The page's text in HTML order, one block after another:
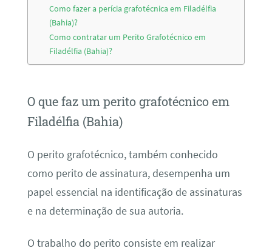
Como fazer a perícia grafotécnica em Filadélfia
(Bahia)?
Como contratar um Perito Grafotécnico em
Filadélfia (Bahia)?
O que faz um perito grafotécnico em
Filadélfia (Bahia)
O perito grafotécnico, também conhecido
como perito de assinatura, desempenha um
papel essencial na identificação de assinaturas
e na determinação de sua autoria.
O trabalho do perito consiste em realizar